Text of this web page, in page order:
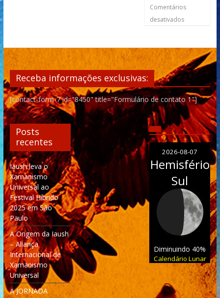
Comentários
desativados
Receba informações exclusivas:
[contact-form-7 id="8450" title="Formulário de contato 1"]
Posts
recentes
Iaush leva o
Xamanismo
Universal ao
Festival Híbrido
2025 em São
Paulo
A Origem da Iaush
– Aliança
Internacional de
Xamanismo
Universal
A JORNADA
2026-08-07
Hemisfério
Sul
Diminuindo 40%
Calendário Lunar